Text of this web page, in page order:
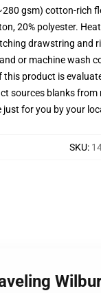
gsm) cotton-rich
20% polyester.
drawstring and
or machine wash
this product is
sources blanks
just for you by your
SKU: